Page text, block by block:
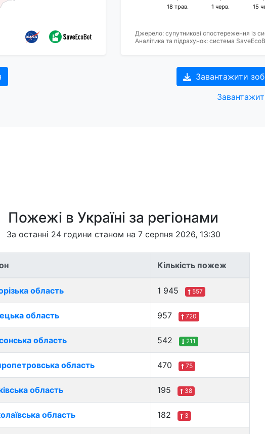
Джерело: супутникові спостереження із
Аналітика та підрахунок: система
18 трав. 1 черв. 15
Завантажити
Пожежі в Україні за регіонами
За останні 24 години станом на 7 серпня 2026, 13:30
Кількість пожеж
область 1 945 557
область 957 720
область 542 211
область 470 75
область 195 38
область 182 3